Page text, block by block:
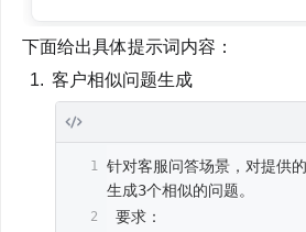
下面给出具体提示词内容：
客户相似问题生成
针对客服问答场景，对提供
生成3个相似的问题。
要求：